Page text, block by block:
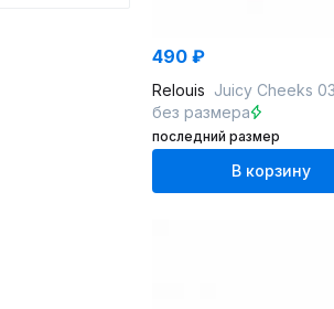
490 ₽
Relouis Juicy Cheeks
без размера
последний размер
В корзину